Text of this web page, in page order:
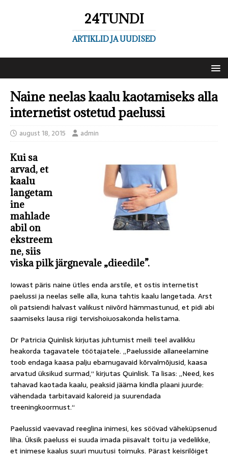
24TUNDI
ARTIKLID JA UUDISED
Naine neelas kaalu kaotamiseks alla
internetist ostetud paelussi
august 18, 2015 admin
Kui sa
arvad, et
kaalu
langetam
ine
mahlade
abil on
ekstreem
ne, siis
viska pilk järgnevale „dieedile”.
Iowast päris naine ütles enda arstile, et ostis internetist
paelussi ja neelas selle alla, kuna tahtis kaalu langetada. Arst
oli patsiendi halvast valikust niivõrd hämmastunud, et pidi abi
saamiseks lausa riigi tervishoiuosakonda helistama.
Dr Patricia Quinlisk kirjutas juhtumist meili teel avalikku
heakorda tagavatele töötajatele. „Paelusside allaneelamine
toob endaga kaasa palju ebamugavaid kõrvalmõjusid, kaasa
arvatud üksikud surmad,“ kirjutas Quinlisk. Ta lisas: „Need, kes
tahavad kaotada kaalu, peaksid jääma kindla plaani juurde:
vähendada tarbitavaid kaloreid ja suurendada
treeningkoormust.“
Paelussid vaevavad reeglina inimesi, kes söövad väheküpsenud
liha. Üksik paeluss ei suuda imada piisavalt toitu ja vedelikke,
et inimese kaalus suuri muutusi toimuks. Pärast keisrilõiget